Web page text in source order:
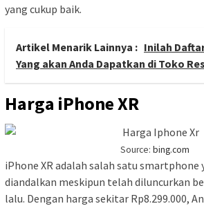
yang cukup baik.
Artikel Menarik Lainnya : Inilah
Yang akan Anda Dapatkan di Toko
Harga iPhone XR
Source: bing.com
iPhone XR adalah salah satu smartphone
diandalkan meskipun telah diluncurkan
lalu. Dengan harga sekitar Rp8.299.000,